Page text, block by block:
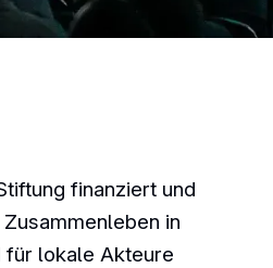
finanziert und
in
für lokale Akteure